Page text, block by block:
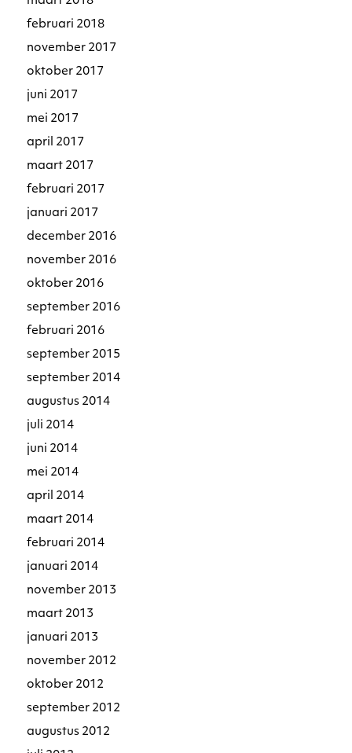
februari 2018
november 2017
oktober 2017
juni 2017
mei 2017
april 2017
maart 2017
februari 2017
januari 2017
december 2016
november 2016
oktober 2016
september 2016
februari 2016
september 2015
september 2014
augustus 2014
juli 2014
juni 2014
mei 2014
april 2014
maart 2014
februari 2014
januari 2014
november 2013
maart 2013
januari 2013
november 2012
oktober 2012
september 2012
augustus 2012